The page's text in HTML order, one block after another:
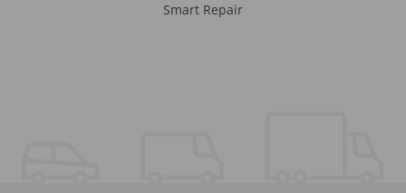
Smart Repair